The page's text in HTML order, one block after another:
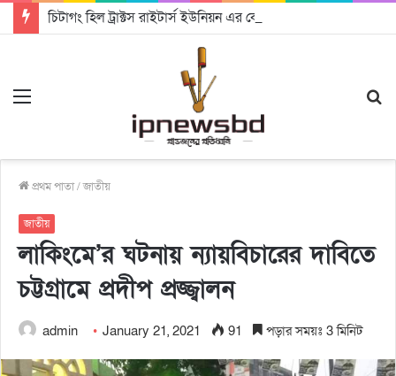
প্রথম পাতা/জাতীয়
জাতীয়
লাকিংমে’র ঘটনায় ন্যায়বিচারের দাবিতে
চট্টগ্রামে প্রদীপ প্রজ্জ্বালন
admin January 21, 2021 91 পড়ার সময়ঃ 3 মিনিট